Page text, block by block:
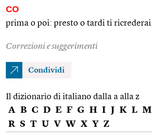
CO
prima o poi: presto o tardi ti ricrederai.
Correzioni e suggerimenti
Condividi
Il dizionario di italiano dalla a alla z
A B C D E F G H I J K L M
R S T U V W X Y Z